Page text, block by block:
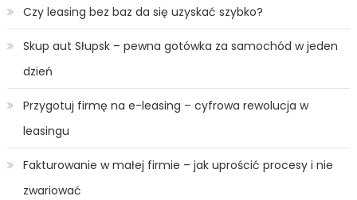
Czy leasing bez baz da się uzyskać szybko?
Skup aut Słupsk – pewna gotówka za samochód w jeden
dzień
Przygotuj firmę na e-leasing – cyfrowa rewolucja w
leasingu
Fakturowanie w małej firmie – jak uprościć procesy i nie
zwariować